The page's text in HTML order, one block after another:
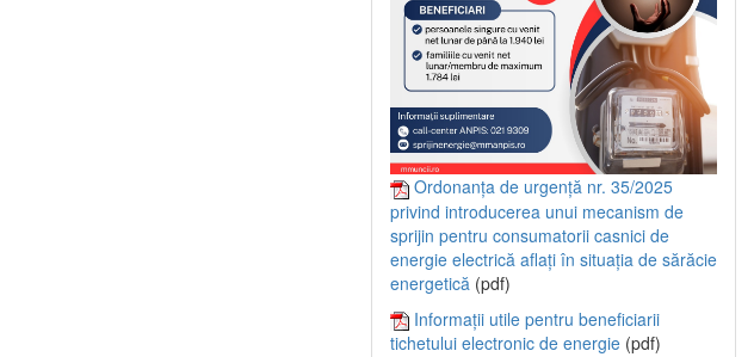
Ordonanța de urgență nr. 35/2025
privind introducerea unui mecanism de
sprijin pentru consumatorii casnici de
energie electrică aflați în situația de sărăcie
energetică (pdf)
Informații utile pentru beneficiarii
tichetului electronic de energie (pdf)